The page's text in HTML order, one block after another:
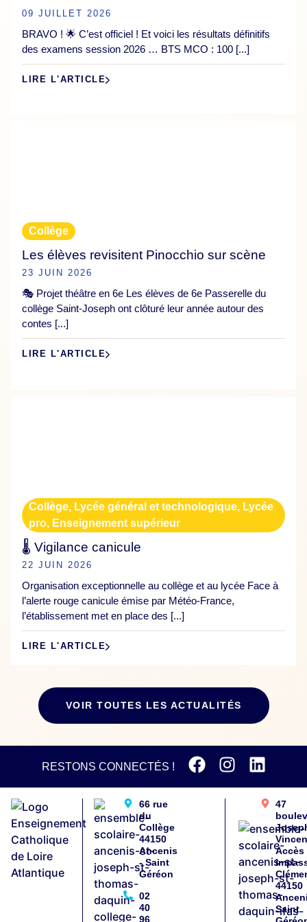
09 JUILLET 2026
BRAVO ! 🌟 C’est officiel ! Et voici les résultats définitifs
des examens session 2026 … BTS MCO : 100 [...]
LIRE L'ARTICLE
Collège
Les élèves revisitent Pinocchio sur scène
23 JUIN 2026
🎭 Projet théâtre en 6e Les élèves de 6e Passerelle du
collège Saint-Joseph ont clôturé leur année autour des
contes [...]
LIRE L'ARTICLE
Collège, Lycée général et technologique, Lycée
pro, Enseignement supérieur
🌡️ Vigilance canicule
22 JUIN 2026
Organisation exceptionnelle au collège et au lycée Face à
l’alerte rouge canicule émise par Météo-France,
l’établissement met en place des [...]
LIRE L'ARTICLE
VOIR TOUTES LES ACTUALITÉS
RESTONS CONNECTÉS !
66 rue
du
Collège
44150
Ancenis
- Saint
Géréon
02
40
96
47
Accès
44150
Saint